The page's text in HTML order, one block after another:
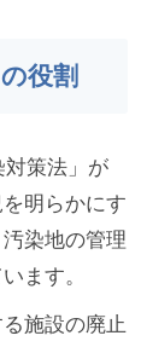
役割
対策法」が
明らかにす
染地の管理
ます。
施設の廃止